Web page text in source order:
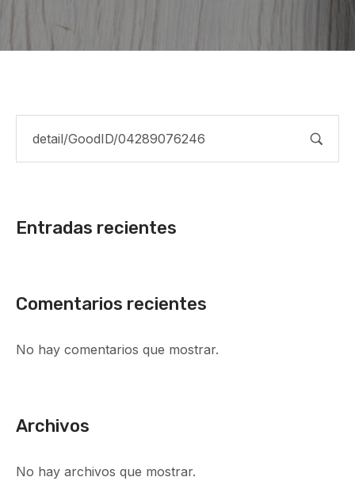
Entradas recientes
Comentarios recientes
No hay comentarios que mostrar.
Archivos
No hay archivos que mostrar.